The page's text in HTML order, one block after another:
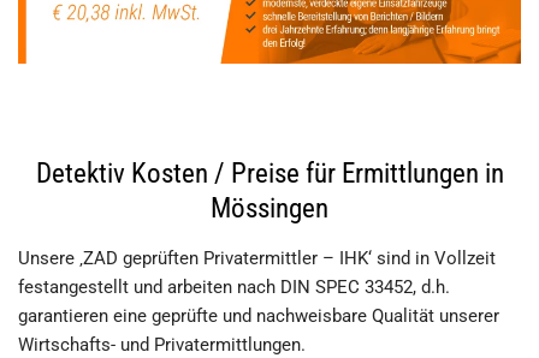
Detektiv Kosten / Preise für Ermittlungen in
Mössingen
Unsere ‚ZAD geprüften Privatermittler – IHK‘ sind in Vollzeit
festangestellt und arbeiten nach DIN SPEC 33452, d.h.
garantieren eine geprüfte und nachweisbare Qualität unserer
Wirtschafts- und Privatermittlungen.